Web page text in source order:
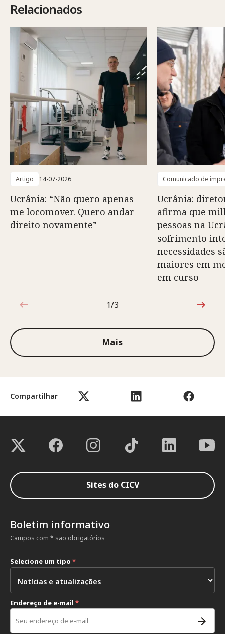
Compartilhar
Relacionados
Artigo 14-07-2026
Ucrânia: “Não quero apenas
me locomover. Quero andar
direito novamente”
Comunicado de
Ucrânia:
afirma que
pessoas na
sofrimento
necessidades
maiores em
em curso
1 de 3
1/3
Mais
Sites do CICV
Boletim informativo
Campos com * são obrigatórios
Selecione um tipo *
Endereço de e-mail *